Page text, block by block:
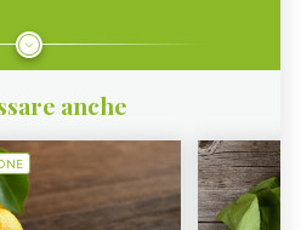
CRAUTI, PROPRIETÀ, VALORI
NUTRIZIONALI E RICETTE
SCAROLA
SEITAN PROPRIETÀ E BENEFICI
VERDURA DI STAGIONE, MARZO
anche